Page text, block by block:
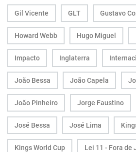
Gil Vicente GLT Gustavo
Howard Webb Hugo Miguel
Impacto Inglaterra
João Bessa João Capela
João Pinheiro Jorge Faustino
José Bessa José Lima
Kings World Cup Lei 11 - Fora de